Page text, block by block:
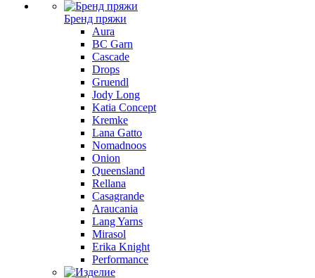
Бренд пряжи
Aura
BC Garn
Cascade
Drops
Gruendl
Jody Long
Katia Concept
Kremke
Lana Gatto
Nomadnoos
Onion
Queensland
Rellana
Casagrande
Araucania
Lang Yarns
Mirasol
Erika Knight
Performance